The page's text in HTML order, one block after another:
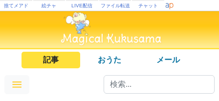
捨てメアド 絵チャ LIVE配信 ファイル転送 チャット
記事 おうた メール